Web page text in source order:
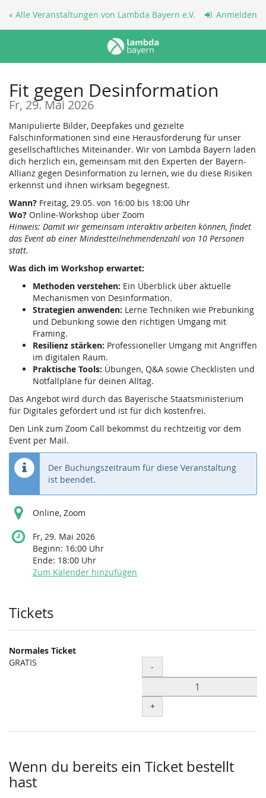
Zum
Anmelden
« Alle Veranstaltungen von Lambda Bayern e.V.
Fit gegen Desinformation
Fr, 29. Mai 2026
Manipulierte Bilder, Deepfakes und gezielte
Falschinformationen sind eine Herausforderung für unser
gesellschaftliches Miteinander. Wir von Lambda Bayern laden
dich herzlich ein, gemeinsam mit den Experten der Bayern-
Allianz gegen Desinformation zu lernen, wie du diese Risiken
erkennst und ihnen wirksam begegnest.
Wann? Freitag, 29.05. von 16:00 bis 18:00 Uhr
Wo? Online-Workshop über Zoom
Hinweis: Damit wir gemeinsam interaktiv arbeiten können, findet
das Event ab einer Mindestteilnehmendenzahl von 10 Personen
statt.
Was dich im Workshop erwartet:
Methoden verstehen: Ein Überblick über aktuelle
Mechanismen von Desinformation.
Strategien anwenden: Lerne Techniken wie Prebunking
und Debunking sowie den richtigen Umgang mit
Framing.
Resilienz stärken: Professioneller Umgang mit Angriffen
im digitalen Raum.
Praktische Tools: Übungen, Q&A sowie Checklisten und
Notfallpläne für deinen Alltag.
Das Angebot wird durch das Bayerische Staatsministerium
für Digitales gefördert und ist für dich kostenfrei.
Den Link zum Zoom Call bekommst du rechtzeitig vor dem
Event per Mail.
Der Buchungszeitraum für diese Veranstaltung
ist beendet.
Online, Zoom
Fr, 29. Mai 2026
Beginn: 16:00 Uhr
Ende: 18:00 Uhr
Zum Kalender hinzufügen
Produkte
Tickets
Normales Ticket
GRATIS
Menge
-
+
Wenn du bereits ein Ticket bestellt
hast